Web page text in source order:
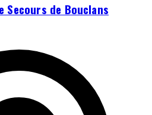
Secours de Bouclans